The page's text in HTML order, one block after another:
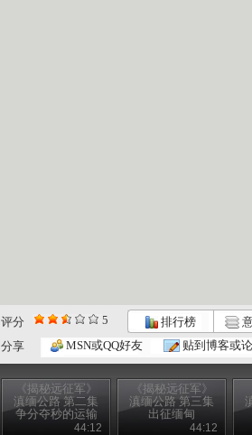
评分 5 排行榜
分享
MSN或QQ好友 贴到博客或
《揭秘远征军》
滇缅公路 第二集
争分夺秒的运输
44:12
《揭秘远征军》
滇缅公路 第三集
出征缅甸
44:12